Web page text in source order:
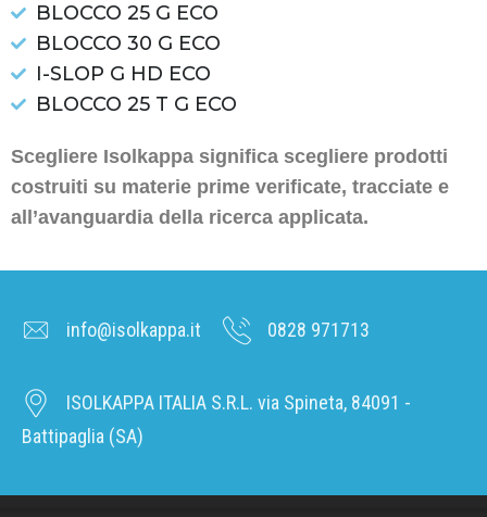
BLOCCO 25 G ECO
BLOCCO 30 G ECO
I-SLOP G HD ECO
BLOCCO 25 T G ECO
Scegliere Isolkappa significa scegliere prodotti
costruiti su materie prime verificate, tracciate e
all’avanguardia della ricerca applicata.
info@isolkappa.it 0828 971713
ISOLKAPPA ITALIA S.R.L. via Spineta, 84091 -
Battipaglia (SA)